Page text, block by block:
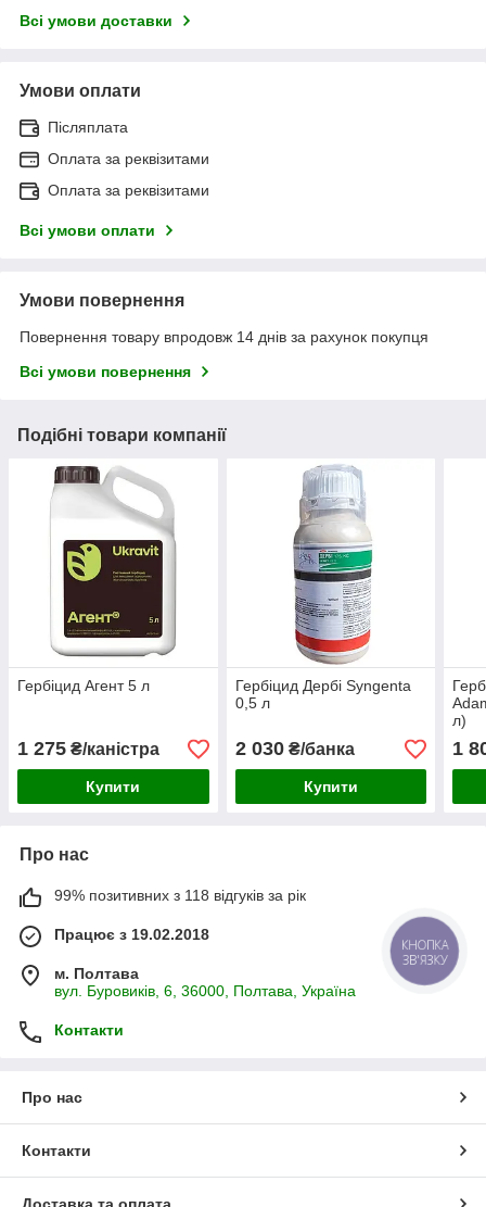
Всі умови доставки
Умови оплати
Післяплата
Оплата за реквізитами
Оплата за реквізитами
Всі умови оплати
Умови повернення
Повернення товару впродовж 14 днів за рахунок покупця
Всі умови повернення
Подібні товари компанії
Гербіцид Агент 5 л
1 275 ₴/каністра
Купити
Гербіцид Дербі Syngenta
0,5 л
2 030₴/банка
Купити
л)
1
Про нас
99% позитивних з 118 відгуків за рік
Працює з 19.02.2018
м. Полтава
вул. Буровиків, 6, 36000, Полтава, Україна
Контакти
Про нас
Контакти
КНОПКА
ЗВ'ЯЗКУ